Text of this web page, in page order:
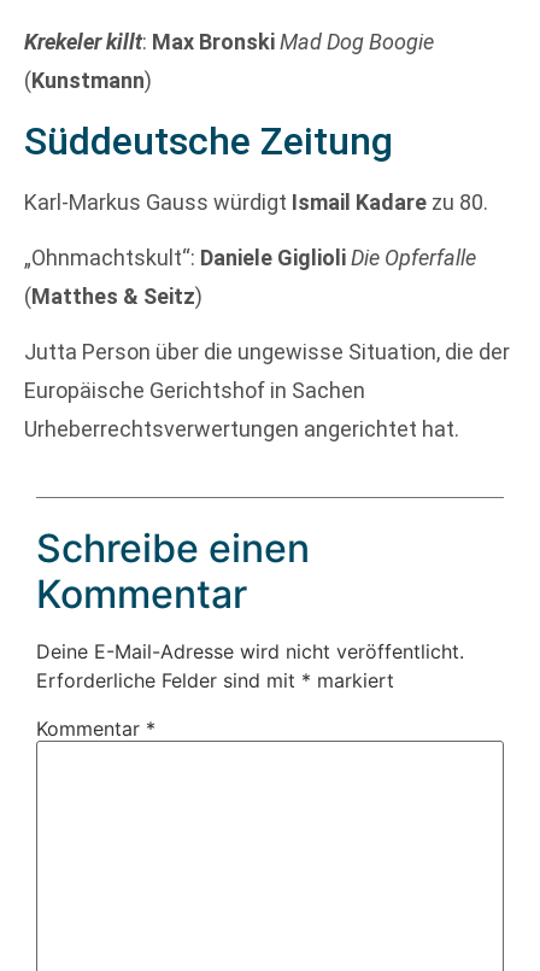
Krekeler killt: Max BronskiMad Dog Boogie
(Kunstmann)
Süddeutsche Zeitung
Karl-Markus Gauss würdigt Ismail Kadare zu 80.
„Ohnmachtskult“: Daniele GiglioliDie Opferfalle
(Matthes & Seitz)
Jutta Person über die ungewisse Situation, die der
Europäische Gerichtshof in Sachen
Urheberrechtsverwertungen angerichtet hat.
Schreibe einen
Kommentar
Deine E-Mail-Adresse wird nicht veröffentlicht.
Erforderliche Felder sind mit * markiert
Kommentar *